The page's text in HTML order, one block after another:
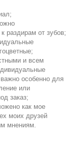
раздирам от зубов;
и всем
особенно для
или
заказ;
как мое
моих друзей
мнениям.